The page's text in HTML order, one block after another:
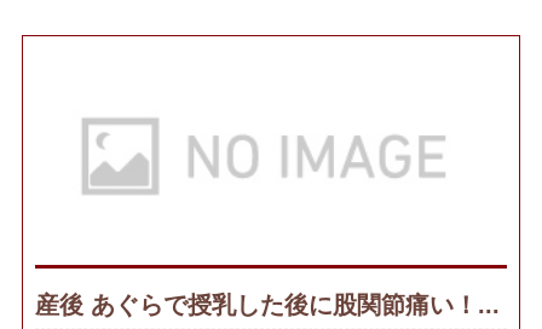
産後 あぐらで授乳した後に股関節痛い！...